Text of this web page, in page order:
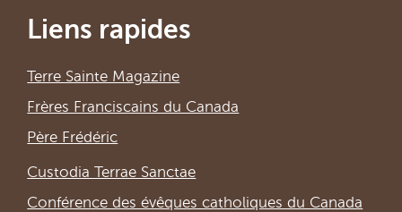
Liens rapides
Terre Sainte Magazine
Frères Franciscains du Canada
Père Frédéric
Custodia Terrae Sanctae
Conférence des évêques catholiques du Canada